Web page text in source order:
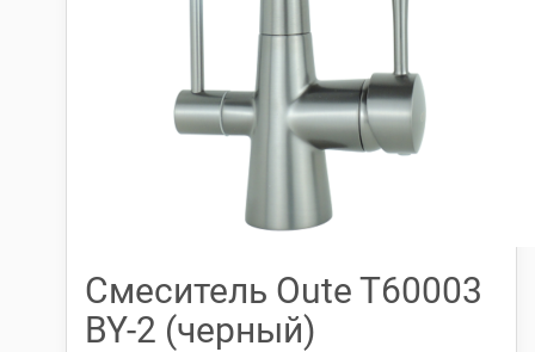
Смеситель Oute T60003
BY-2 (черный)